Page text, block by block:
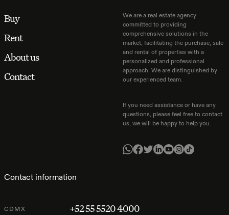
Buy
Rent
About us
Contact
Contact information
CDMX +52 55 5520 4000
We are a real estate agency
committed to providing
comprehensive solutions in the
market, facilitating the purchase, sale
and rental of properties with a
personalized and professional
approach. We are distinguished by
our experienced team.
If you need assistance or have any
questions, please feel free to contact
us, we will be happy to help you.